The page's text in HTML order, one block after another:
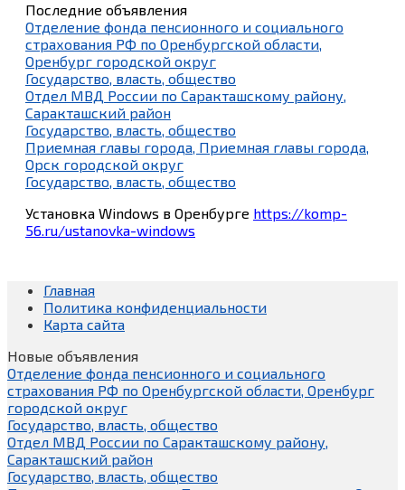
Последние объявления
Отделение фонда пенсионного и социального
страхования РФ по Оренбургской области,
Оренбург городской округ
Государство, власть, общество
Отдел МВД России по Саракташскому району,
Саракташский район
Государство, власть, общество
Приемная главы города, Приемная главы города,
Орск городской округ
Государство, власть, общество
Установка Windows в Оренбурге https://komp-
56.ru/ustanovka-windows
Главная
Политика конфиденциальности
Карта сайта
Новые объявления
Отделение фонда пенсионного и социального
страхования РФ по Оренбургской области, Оренбург
городской округ
Государство, власть, общество
Отдел МВД России по Саракташскому району,
Саракташский район
Государство, власть, общество